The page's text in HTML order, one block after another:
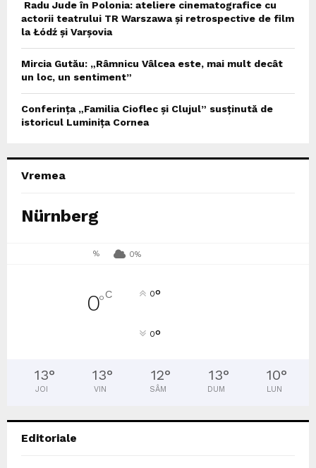
Radu Jude în Polonia: ateliere cinematografice cu
actorii teatrului TR Warszawa și retrospective de film
la Łódź și Varșovia
Mircia Gutău: „Râmnicu Vâlcea este, mai mult decât
un loc, un sentiment”
Conferința „Familia Cioflec și Clujul” susținută de
istoricul Luminița Cornea
Vremea
Nürnberg
% 0%
0°C 0°
0°
13°
JOI
13°
VIN
12°
SÂM
13°
DUM
10°
LUN
Editoriale